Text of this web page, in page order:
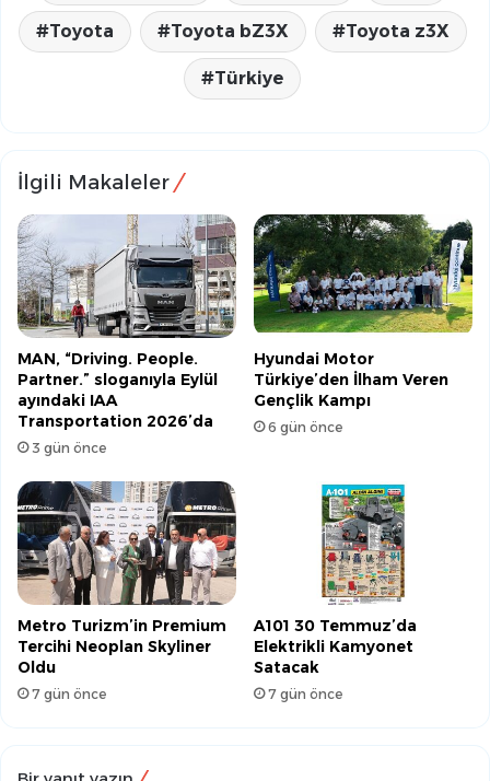
Toyota Toyota bZ3X Toyota z3X
Türkiye
İlgili Makaleler
MAN, “Driving. People.
Partner.” sloganıyla Eylül
ayındaki IAA
Transportation 2026’da
3 gün önce
Hyundai Motor
Türkiye’den İlham Veren
Gençlik Kampı
6 gün önce
Metro Turizm’in Premium
Tercihi Neoplan Skyliner
Oldu
7 gün önce
A101 30 Temmuz’da
Elektrikli Kamyonet
Satacak
7 gün önce